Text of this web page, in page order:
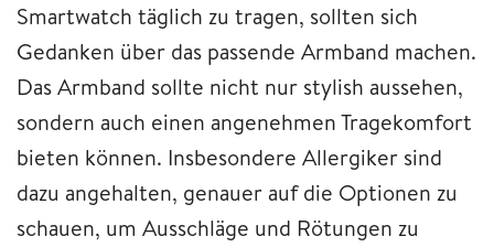
Smartwatch täglich zu tragen, sollten sich
Gedanken über das passende Armband machen.
Das Armband sollte nicht nur stylish aussehen,
sondern auch einen angenehmen Tragekomfort
bieten können. Insbesondere Allergiker sind
dazu angehalten, genauer auf die Optionen zu
schauen, um Ausschläge und Rötungen zu